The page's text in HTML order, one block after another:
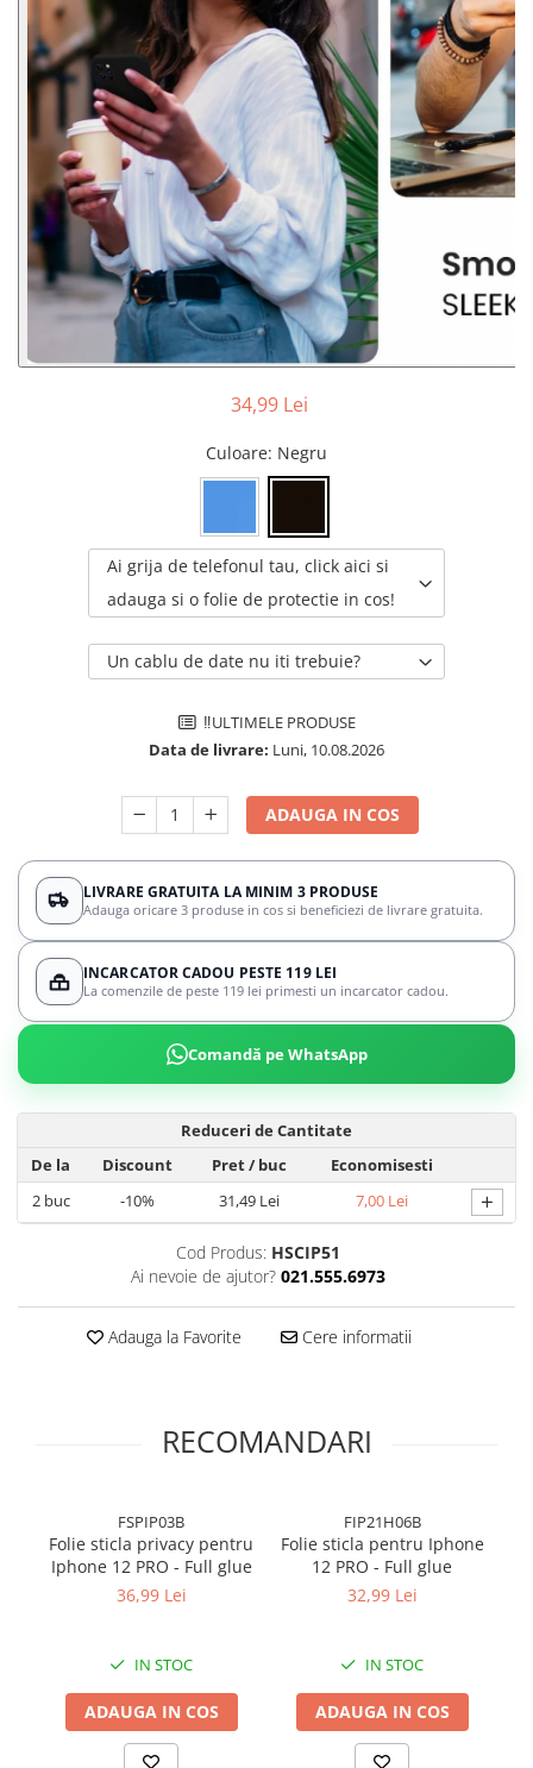
34,99 Lei
Culoare: Negru
Ai grija de telefonul tau, click aici si
adauga si o folie de protectie in cos!
Un cablu de date nu iti trebuie?
‼️ULTIMELE PRODUSE
Data de livrare: Luni, 10.08.2026
ADAUGA IN COS
LIVRARE GRATUITA LA MINIM 3 PRODUSE
Adauga oricare 3 produse in cos si beneficiezi de livrare gratuita.
INCARCATOR CADOU PESTE 119 LEI
La comenzile de peste 119 lei primesti un incarcator cadou.
Comandă pe WhatsApp
Reduceri de Cantitate
De la
Discount Pret/ buc
Economisesti
2buc -10% 31,49 Lei 7,00 Lei +
Cod Produs: HSCIP51
Ai nevoie de ajutor? 021.555.6973
Adauga la Favorite Cere informatii
RECOMANDARI
FSPIP03B
Folie sticla privacy pentru
Iphone 12 PRO - Full glue
36,99 Lei
IN STOC
ADAUGA IN COS
FIP21H06B
Folie sticla pentru Iphone
12 PRO - Full glue
32,99 Lei
IN STOC
ADAUGA IN COS